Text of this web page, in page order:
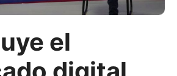
el